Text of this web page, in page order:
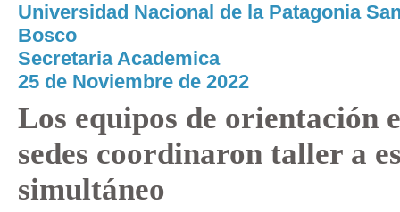
Universidad Nacional de la Patagonia
Bosco
Secretaria Academica
25 de Noviembre de 2022
Los equipos de orientación
sedes coordinaron taller a
simultáneo